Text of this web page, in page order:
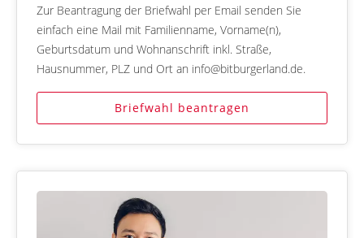
Zur Beantragung der Briefwahl per Email senden Sie
einfach eine Mail mit Familienname, Vorname(n),
Geburtsdatum und Wohnanschrift inkl. Straße,
Hausnummer, PLZ und Ort an info@bitburgerland.de.
Briefwahl beantragen